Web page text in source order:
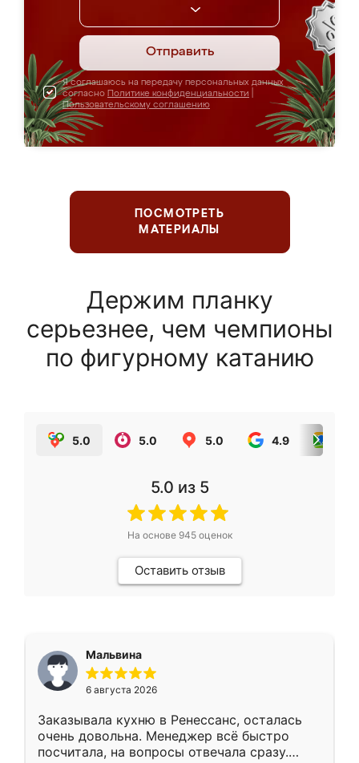
Отправить
Я соглашаюсь на передачу персональных данных
согласно Политике конфиденциальности
Пользовательскому соглашению
ПОСМОТРЕТЬ
МАТЕРИАЛЫ
Держим планку
серьезнее, чем чемпионы
по фигурному катанию
5.0 5.0 5.0 4.9
5.0 из 5
На основе 945оценок
Оставить отзыв
Мальвина
6 августа 2026
Заказывала кухню в Ренессанс, осталась
очень довольна. Менеджер всё быстро
посчитала, на вопросы отвечала сразу.